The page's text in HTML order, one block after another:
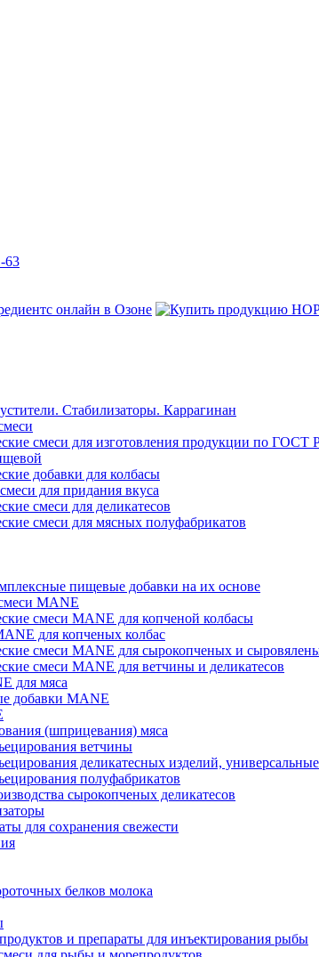
63
Стабилизаторы. Каррагинан
смеси для изготовления продукции по ГОСТ
добавки для колбасы
для придания вкуса
смеси для деликатесов
смеси для мясных полуфабрикатов
пищевые добавки на их основе
MANE
смеси MANE для копченой колбасы
для копченых колбас
смеси MANE для сырокопченых и
смеси MANE для ветчины и деликатесов
для мяса
добавки MANE
(шприцевания) мяса
ветчины
деликатесных изделий, универсальные
полуфабрикатов
сырокопченых деликатесов
для сохранения свежести
белков молока
и препараты для инъектирования рыбы